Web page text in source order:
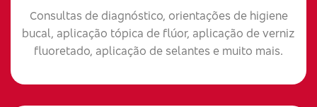
Consultas de diagnóstico, orientações de higiene
bucal, aplicação tópica de flúor, aplicação de verniz
fluoretado, aplicação de selantes e muito mais.